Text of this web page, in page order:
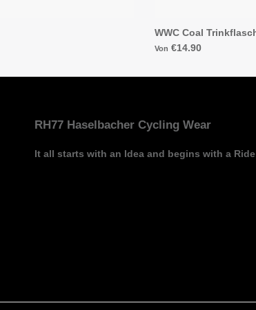
WWC Coal
Von €14.90
RH77 Haselbacher Cycling Wear
It all starts with an Idea and begins with a